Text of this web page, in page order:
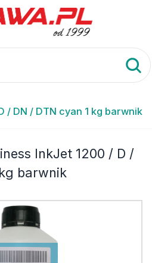
/ DN / DTN cyan 1 kg barwnik
InkJet 1200 / D /
barwnik